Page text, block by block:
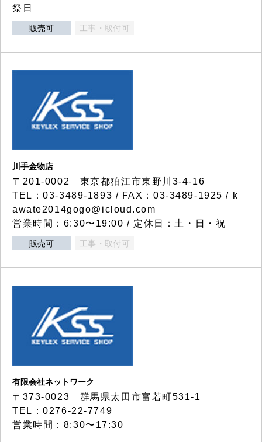
祭日
販売可 工事・取付可
川手金物店
〒201-0002 東京都狛江市東野川3-4-16
TEL：03-3489-1893 / FAX：03-3489-1925 / k
awate2014gogo@icloud.com
営業時間：6:30〜19:00 / 定休日：土・日・祝
販売可 工事・取付可
有限会社ネットワーク
〒373-0023 群馬県太田市富若町531-1
TEL：0276-22-7749
営業時間：8:30〜17:30